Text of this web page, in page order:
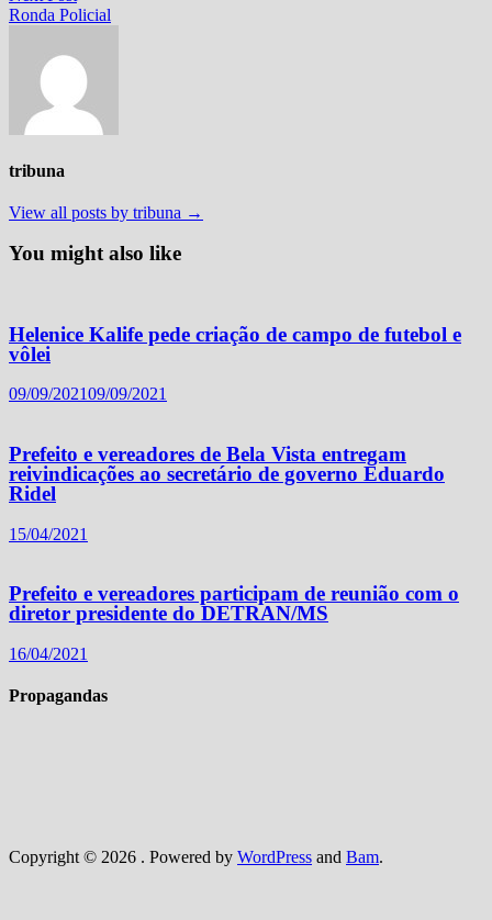
post:
Ronda Policial
tribuna
View all posts by tribuna →
You might also like
Helenice Kalife pede criação de campo de futebol e
vôlei
09/09/202109/09/2021
Prefeito e vereadores de Bela Vista entregam
reivindicações ao secretário de governo Eduardo
Ridel
15/04/2021
Prefeito e vereadores participam de reunião com o
diretor presidente do DETRAN/MS
16/04/2021
Propagandas
Copyright © 2026 . Powered by WordPress and Bam.